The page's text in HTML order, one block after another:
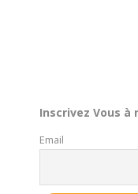
Inscrivez Vous
Email